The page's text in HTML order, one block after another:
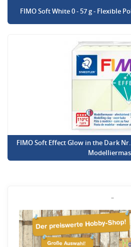
FIMO Soft White 0 - 57 g - Flexible
FIMO Soft Effect Glow in the Dark